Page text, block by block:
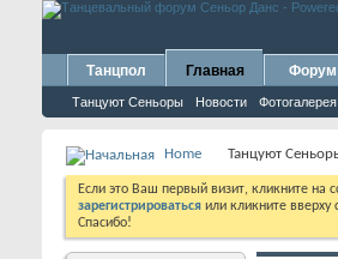
Танцпол Главная
Танцуют Сеньоры Новости Фотогалерея
Форум
Home Танцуют
Если это Ваш первый визит, кликните на
зарегистрироваться или кликните
Спасибо!